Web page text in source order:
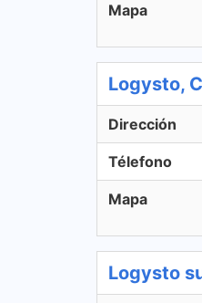
Mapa
Logysto,
Dirección
Télefono
Mapa
Logysto